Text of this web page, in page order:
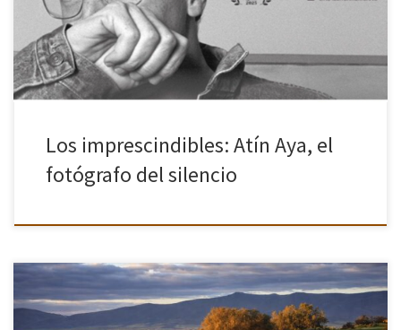
RTVE se adentra en la vida y la obra de uno de los mejores […]
Los imprescindibles: Atín Aya, el
fotógrafo del silencio